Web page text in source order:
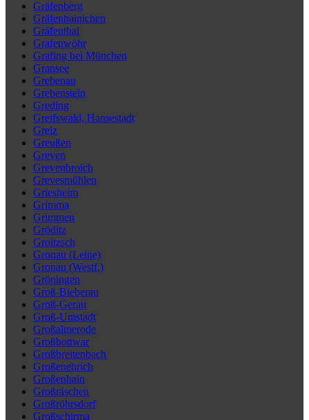
Gräfenberg
Gräfenhainichen
Gräfenthal
Grafenwöhr
Grafing bei München
Gransee
Grebenau
Grebenstein
Greding
Greifswald, Hansestadt
Greiz
Greußen
Greven
Grevenbroich
Grevesmühlen
Griesheim
Grimma
Grimmen
Gröditz
Groitzsch
Gronau (Leine)
Gronau (Westf.)
Gröningen
Groß-Bieberau
Groß-Gerau
Groß-Umstadt
Großalmerode
Großbottwar
Großbreitenbach
Großenehrich
Großenhain
Großräschen
Großröhrsdorf
Großschirma